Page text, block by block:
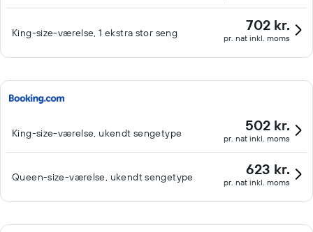
King-size-værelse, 1 ekstra stor seng 702 kr.
pr. nat inkl. moms
King-size-værelse, ukendt sengetype 502 kr.
pr. nat inkl. moms
Queen-size-værelse, ukendt sengetype 623 kr.
pr. nat inkl. moms